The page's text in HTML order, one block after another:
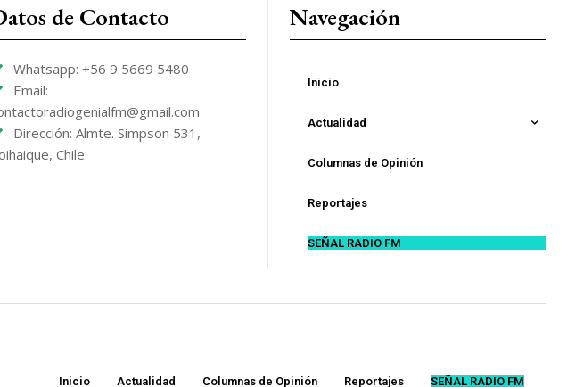
de Contacto
Whatsapp: +56 9 5669 5480
Email:
Dirección: Almte. Simpson 531,
Chile
Navegación
Inicio
Actualidad
Columnas de Opinión
Reportajes
SEÑAL RADIO FM
Inicio Actualidad Columnas de Opinión Reportajes SEÑAL RADIO FM